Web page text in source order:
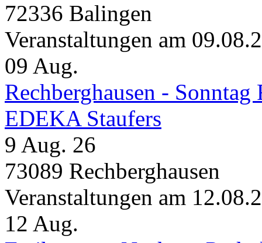
72336 Balingen
Veranstaltungen am
09 Aug.
Rechberghausen -
EDEKA Staufers
9 Aug. 26
73089 Rechberghausen
Veranstaltungen am
12 Aug.